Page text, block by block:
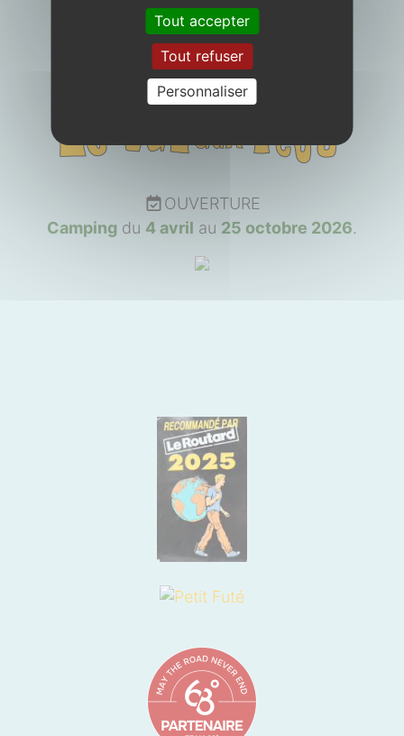
Période d’ouverture
OUVERTURE
Camping du 4 avril au 25 octobre 2026.
Tout accepter
Tout refuser
Personnaliser